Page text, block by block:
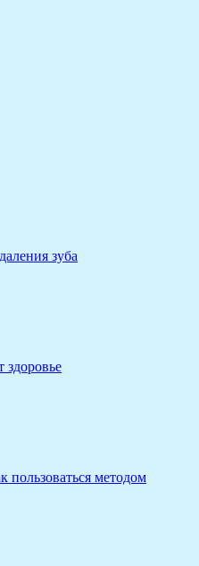
зуба
здоровье
пользоваться методом